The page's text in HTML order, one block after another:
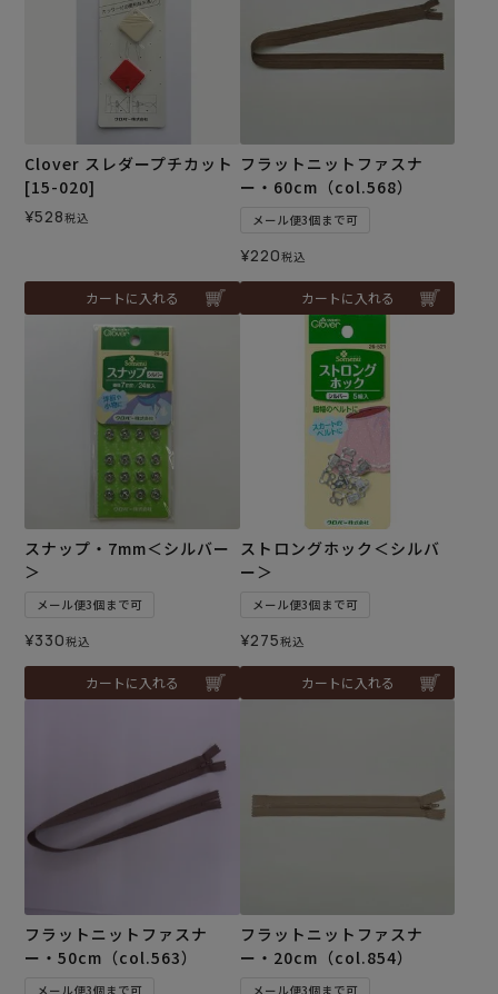
Clover スレダープチカット
[15-020]
¥528税込
カートに入れる
フラットニットファスナ
ー・60cm（col.568）
メール便3個まで可
¥220税込
カートに入れる
スナップ・7mm＜シルバー
＞
メール便3個まで可
¥330税込
カートに入れる
ストロングホック＜シルバ
ー＞
メール便3個まで可
¥275税込
カートに入れる
フラットニットファスナ
ー・50cm（col.563）
メール便3個まで可
フラットニットファスナ
ー・20cm（col.854）
メール便3個まで可